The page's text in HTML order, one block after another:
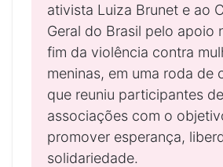
ativista Luiza Brunet e ao
Geral do Brasil pelo apoio
fim da violência contra
meninas, em uma roda de
que reuniu participantes
associações com o
promover esperança,
solidariedade.